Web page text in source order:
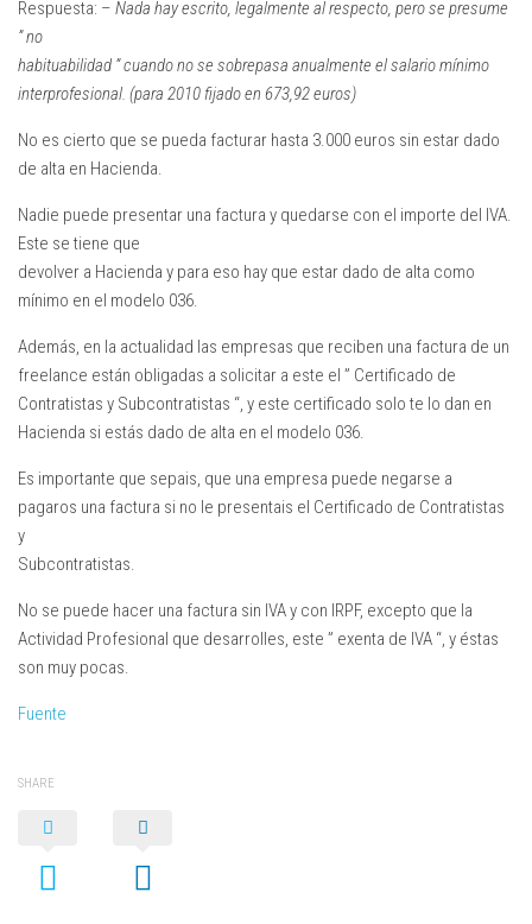
Respuesta: – Nada hay escrito, legalmente al respecto, pero se presume
” no
habituabilidad ” cuando no se sobrepasa anualmente el salario mínimo
interprofesional. (para 2010 fijado en 673,92 euros)
No es cierto que se pueda facturar hasta 3.000 euros sin estar dado
de alta en Hacienda.
Nadie puede presentar una factura y quedarse con el importe del IVA.
Este se tiene que
devolver a Hacienda y para eso hay que estar dado de alta como
mínimo en el modelo 036.
Además, en la actualidad las empresas que reciben una factura de un
freelance están obligadas a solicitar a este el ” Certificado de
Contratistas y Subcontratistas “, y este certificado solo te lo dan en
Hacienda si estás dado de alta en el modelo 036.
Es importante que sepais, que una empresa puede negarse a
pagaros una factura si no le presentais el Certificado de Contratistas
y
Subcontratistas.
No se puede hacer una factura sin IVA y con IRPF, excepto que la
Actividad Profesional que desarrolles, este ” exenta de IVA “, y éstas
son muy pocas.
Fuente
SHARE